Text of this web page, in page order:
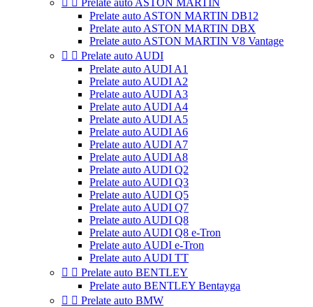
  Prelate auto ASTON MARTIN
Prelate auto ASTON MARTIN DB12
Prelate auto ASTON MARTIN DBX
Prelate auto ASTON MARTIN V8 Vantage
  Prelate auto AUDI
Prelate auto AUDI A1
Prelate auto AUDI A2
Prelate auto AUDI A3
Prelate auto AUDI A4
Prelate auto AUDI A5
Prelate auto AUDI A6
Prelate auto AUDI A7
Prelate auto AUDI A8
Prelate auto AUDI Q2
Prelate auto AUDI Q3
Prelate auto AUDI Q5
Prelate auto AUDI Q7
Prelate auto AUDI Q8
Prelate auto AUDI Q8 e-Tron
Prelate auto AUDI e-Tron
Prelate auto AUDI TT
  Prelate auto BENTLEY
Prelate auto BENTLEY Bentayga
  Prelate auto BMW